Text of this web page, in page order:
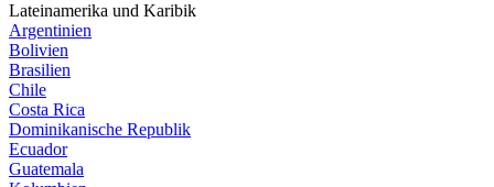
Lateinamerika und Karibik
Argentinien
Bolivien
Brasilien
Chile
Costa Rica
Dominikanische Republik
Ecuador
Guatemala